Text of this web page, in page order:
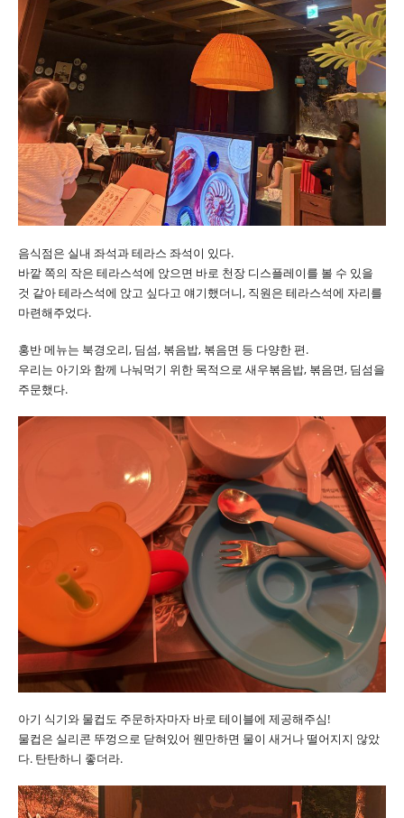
음식점은 실내 좌석과 테라스 좌석이 있다.
바깥 쪽의 작은 테라스석에 앉으면 바로 천장 디스플레이를 볼 수 있을
것 같아 테라스석에 앉고 싶다고 얘기했더니, 직원은 테라스석에 자리를
마련해주었다.
홍반 메뉴는 북경오리, 딤섬, 볶음밥, 볶음면 등 다양한 편.
우리는 아기와 함께 나눠먹기 위한 목적으로 새우볶음밥, 볶음면, 딤섬을
주문했다.
아기 식기와 물컵도 주문하자마자 바로 테이블에 제공해주심!
물컵은 실리콘 뚜껑으로 닫혀있어 웬만하면 물이 새거나 떨어지지 않았
다. 탄탄하니 좋더라.